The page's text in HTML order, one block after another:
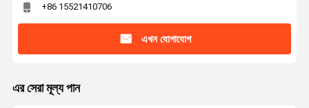
+86 15521410706
এখন যোগাযোগ
এর সেরা মূল্য পান